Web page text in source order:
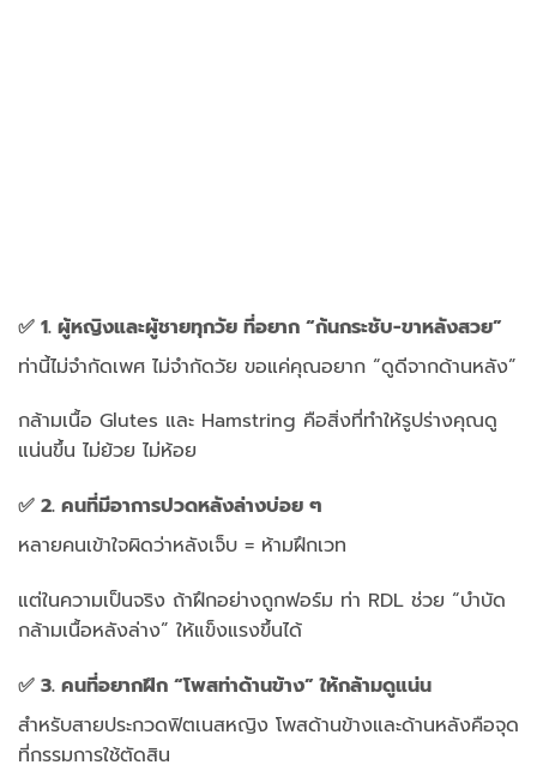
✅ 1. ผู้หญิงและผู้ชายทุกวัย ที่อยาก “ก้นกระชับ-ขาหลังสวย”
ท่านี้ไม่จำกัดเพศ ไม่จำกัดวัย ขอแค่คุณอยาก “ดูดีจากด้านหลัง”
กล้ามเนื้อ Glutes และ Hamstring คือสิ่งที่ทำให้รูปร่างคุณดู
แน่นขึ้น ไม่ย้วย ไม่ห้อย
✅ 2. คนที่มีอาการปวดหลังล่างบ่อย ๆ
หลายคนเข้าใจผิดว่าหลังเจ็บ = ห้ามฝึกเวท
แต่ในความเป็นจริง ถ้าฝึกอย่างถูกฟอร์ม ท่า RDL ช่วย “บำบัด
กล้ามเนื้อหลังล่าง” ให้แข็งแรงขึ้นได้
✅ 3. คนที่อยากฝึก “โพสท่าด้านข้าง” ให้กล้ามดูแน่น
สำหรับสายประกวดฟิตเนสหญิง โพสด้านข้างและด้านหลังคือจุด
ที่กรรมการใช้ตัดสิน